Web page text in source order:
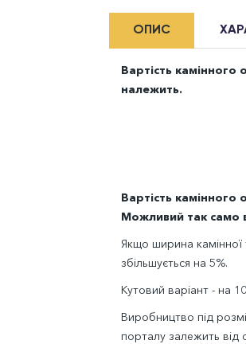
ОПИС
Вартість камінного
належить.
Вартість
Можливий так само
Якщо ширина камінної
збільшується на 5%.
Кутовий варіант - на
Виробництво під
порталу залежить від